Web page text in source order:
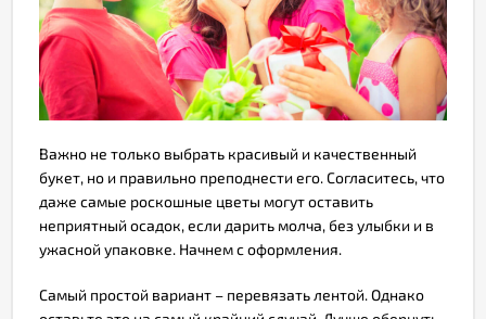
Важно не только выбрать красивый и качественный
букет, но и правильно преподнести его. Согласитесь, что
даже самые роскошные цветы могут оставить
неприятный осадок, если дарить молча, без улыбки и в
ужасной упаковке. Начнем с оформления.
Самый простой вариант – перевязать лентой. Однако